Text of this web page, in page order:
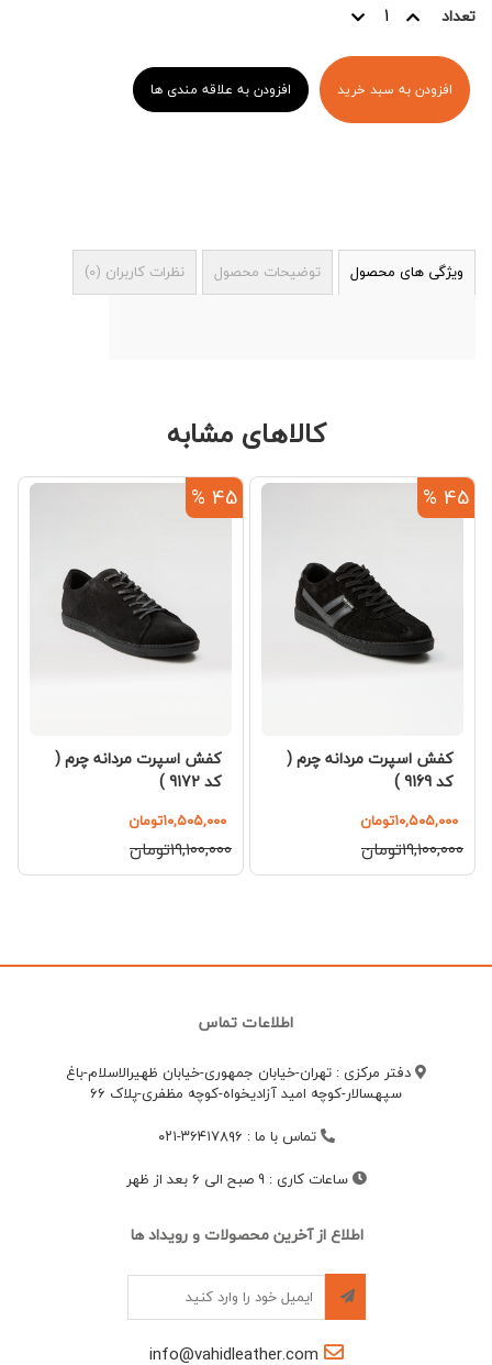
تعداد
افزودن به سبد خرید افزودن به علاقه مندی ها
ویژگی های محصول توضیحات محصول نظرات کاربران (
0
)
کالاهای مشابه
45 %
کفش اسپرت مردانه چرم (
کد 9169 )
۱۰,۵۰۵,۰۰۰تومان
۱۹,۱۰۰,۰۰۰تومان
45 %
کفش اسپرت مردانه چرم (
کد 9172 )
۱۰,۵۰۵,۰۰۰تومان
۱۹,۱۰۰,۰۰۰تومان
اطلاعات تماس
دفتر مرکزی : تهران-خیابان جمهوری-خیابان ظهیرالاسلام-باغ
سپهسالار-کوچه امید آزادیخواه-کوچه مظفری-پلاک 66
تماس با ما : ۳۶۴۱۷۸۹۶-۰۲۱
ساعات کاری : 9 صبح الی 6 بعد از ظهر
اطلاع از آخرین محصولات و رویداد ها
info@vahidleather.com